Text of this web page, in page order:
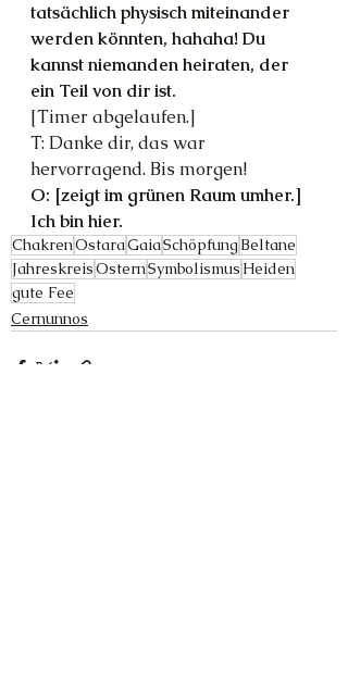
tatsächlich physisch miteinander
werden könnten, hahaha! Du
kannst niemanden heiraten, der
ein Teil von dir ist.
[Timer abgelaufen.]
T: Danke dir, das war
hervorragend. Bis morgen!
O: [zeigt im grünen Raum umher.]
Ich bin hier.
ChakrenOstaraGaiaSchöpfung Beltane
JahreskreisOsternSymbolismus Heiden
gute Fee
Cernunnos